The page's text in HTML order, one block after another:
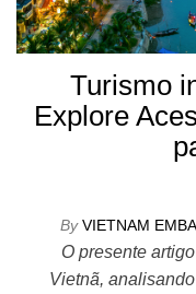
Turismo
Explore
By VIETNAM
O presente
Vietnã,